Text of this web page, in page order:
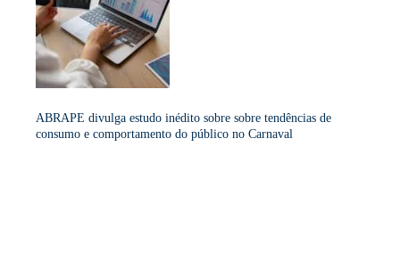
ABRAPE divulga estudo inédito sobre sobre tendências de
consumo e comportamento do público no Carnaval